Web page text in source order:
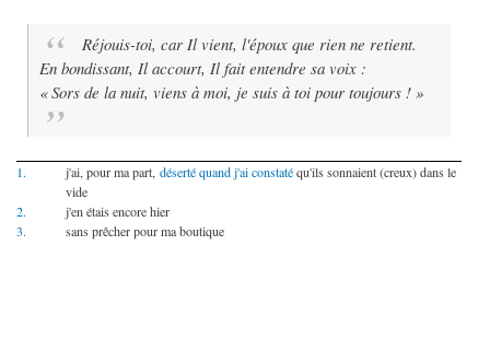
Réjouis-toi, car Il vient, l'époux que rien ne retient.
En bondissant, Il accourt, Il fait entendre sa voix :
« Sors de la nuit, viens à moi, je suis à toi pour toujours ! »
1. j'ai, pour ma part,déserté quand j'ai constatéqu'ils sonnaient (creux) dans le
vide
2.
j'en étais encore hier
3.
sans prêcher pour ma boutique